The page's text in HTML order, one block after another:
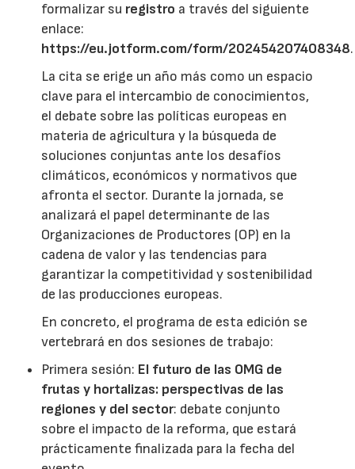
formalizar su registro a través del siguiente
enlace:
https://eu.jotform.com/form/202454207408348.
La cita se erige un año más como un espacio
clave para el intercambio de conocimientos,
el debate sobre las políticas europeas en
materia de agricultura y la búsqueda de
soluciones conjuntas ante los desafíos
climáticos, económicos y normativos que
afronta el sector. Durante la jornada, se
analizará el papel determinante de las
Organizaciones de Productores (OP) en la
cadena de valor y las tendencias para
garantizar la competitividad y sostenibilidad
de las producciones europeas.
En concreto, el programa de esta edición se
vertebrará en dos sesiones de trabajo:
Primera sesión: El futuro de las OMG de
frutas y hortalizas: perspectivas de las
regiones y del sector: debate conjunto
sobre el impacto de la reforma, que estará
prácticamente finalizada para la fecha del